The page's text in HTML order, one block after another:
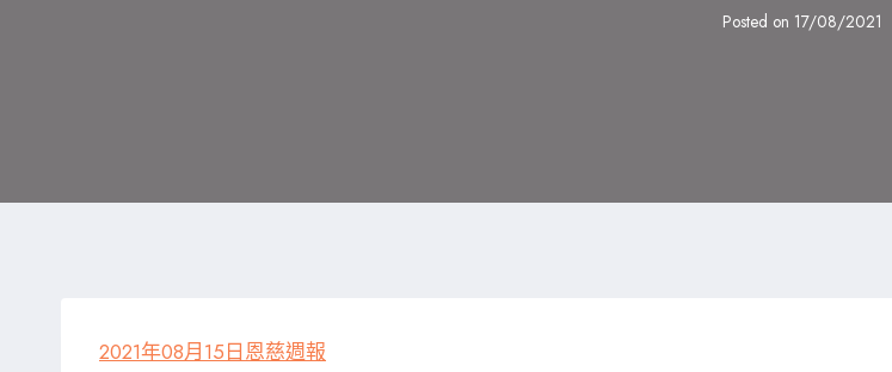
Posted on 17/08/2021
2021年08月15日恩慈週報